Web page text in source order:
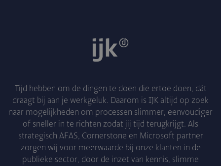
Tijd hebben om de dingen te doen die ertoe doen, dát
draagt bij aan je werkgeluk. Daarom is IJK altijd op zoek
naar mogelijkheden om processen slimmer, eenvoudiger
of sneller in te richten zodat jij tijd terugkrijgt. Als
strategisch AFAS, Cornerstone en Microsoft partner
zorgen wij voor meerwaarde bij onze klanten in de
publieke sector, door de inzet van kennis, slimme